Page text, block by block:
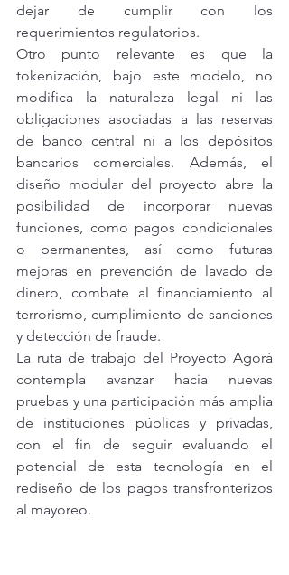
dejar de cumplir con los
requerimientos regulatorios.
Otro punto relevante es que la
tokenización, bajo este modelo, no
modifica la naturaleza legal ni las
obligaciones asociadas a las reservas
de banco central ni a los depósitos
bancarios comerciales. Además, el
diseño modular del proyecto abre la
posibilidad de incorporar nuevas
funciones, como pagos condicionales
o permanentes, así como futuras
mejoras en prevención de lavado de
dinero, combate al financiamiento al
terrorismo, cumplimiento de sanciones
y detección de fraude.
La ruta de trabajo del Proyecto Agorá
contempla avanzar hacia nuevas
pruebas y una participación más amplia
de instituciones públicas y privadas,
con el fin de seguir evaluando el
potencial de esta tecnología en el
rediseño de los pagos transfronterizos
al mayoreo.